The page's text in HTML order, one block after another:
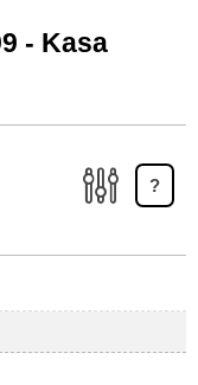
- Kasa
?